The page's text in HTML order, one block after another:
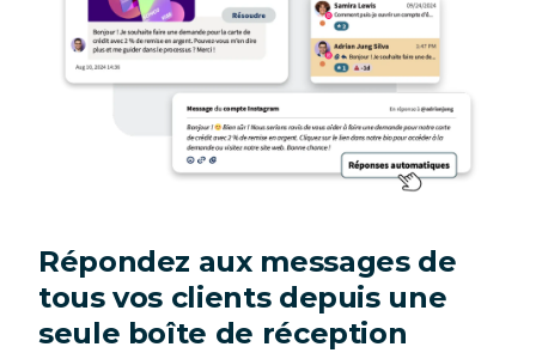
Répondez aux messages de
tous vos clients depuis une
seule boîte de réception